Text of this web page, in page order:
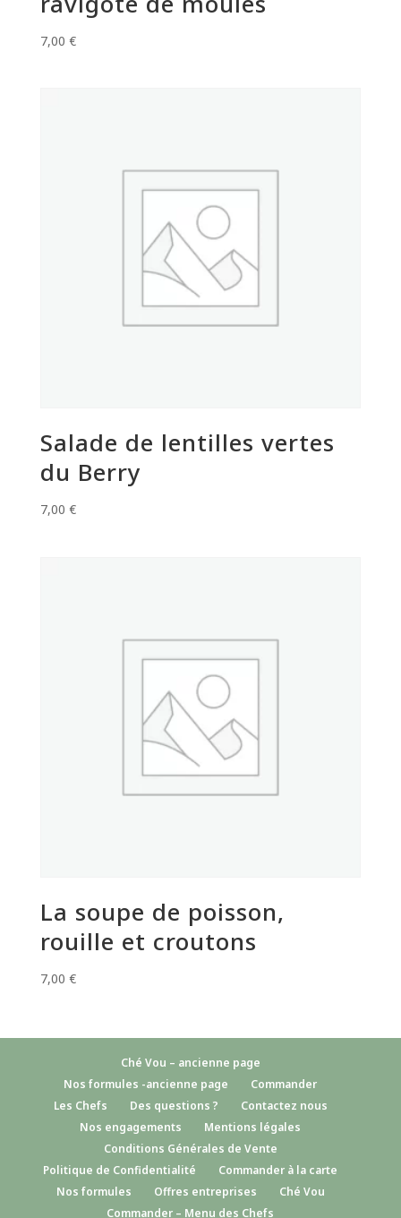
7,00 €
Salade de lentilles vertes
du Berry
7,00 €
La soupe de poisson,
rouille et croutons
7,00 €
Ché Vou – ancienne page
Nos formules -ancienne page
Commander
Les Chefs
Des questions ?
Contactez nous
Nos engagements
Mentions légales
Conditions Générales de Vente
Politique de Confidentialité
Commander à la carte
Nos formules
Offres entreprises
Ché Vou
Commander – Menu des Chefs